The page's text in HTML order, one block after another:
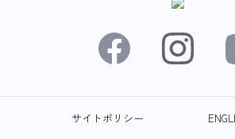
サイトポリシー